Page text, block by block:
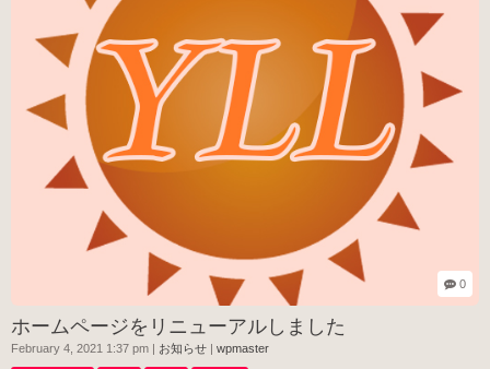
0
ホームページをリニューアルしました
February 4, 2021 1:37 pm | お知らせ | wpmaster